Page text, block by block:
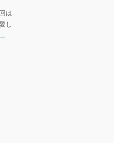
は
し
...